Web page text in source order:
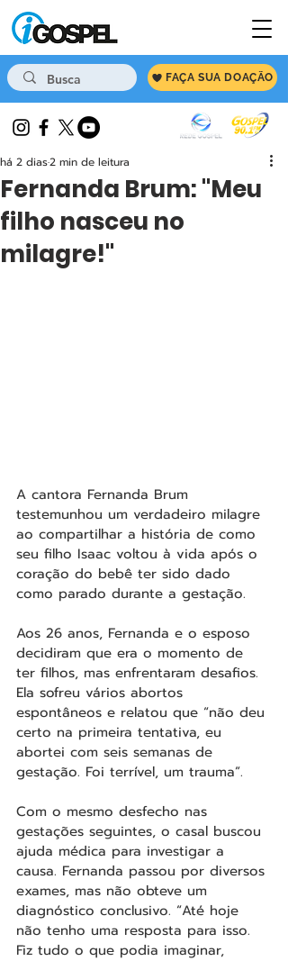
FAÇA SUA DOAÇÃO
Fernanda Brum: "Meu
filho nasceu no
milagre!"
há 2 dias2 min de leitura
A cantora Fernanda Brum
testemunhou um verdadeiro milagre
ao compartilhar a história de como
seu filho Isaac voltou à vida após o
coração do bebê ter sido dado
como parado durante a gestação.
Aos 26 anos, Fernanda e o esposo
decidiram que era o momento de
ter filhos, mas enfrentaram desafios.
Ela sofreu vários abortos
espontâneos e relatou que “não deu
certo na primeira tentativa, eu
abortei com seis semanas de
gestação. Foi terrível, um trauma”.
Com o mesmo desfecho nas
gestações seguintes, o casal buscou
ajuda médica para investigar a
causa. Fernanda passou por diversos
exames, mas não obteve um
diagnóstico conclusivo. “Até hoje
não tenho uma resposta para isso.
Fiz tudo o que podia imaginar,